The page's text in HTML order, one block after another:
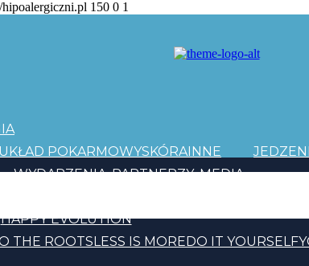
hipoalergiczni.pl 150 0 1
UKŁAD POKARMOWYSKÓRAINNE
WYDARZENIA PARTNERZY MEDIA
HAPPY EVOLUTION
THE ROOTSLESS IS MOREDO IT YOURSELF